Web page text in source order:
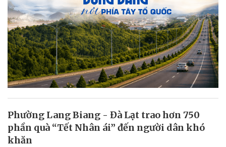
Phường Lang Biang - Đà Lạt trao hơn 750
phần quà “Tết Nhân ái” đến người dân khó
khăn